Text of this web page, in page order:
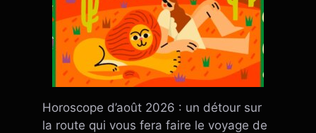
Horoscope d’août 2026 : un détour sur
la route qui vous fera faire le voyage de